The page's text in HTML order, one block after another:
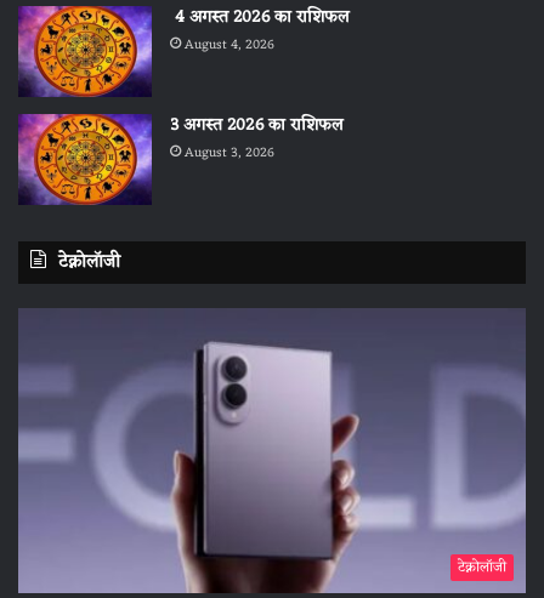
4 अगस्त 2026 का राशिफल
August 4, 2026
3 अगस्त 2026 का राशिफल
August 3, 2026
टेक्नोलॉजी
टेक्नोलॉजी